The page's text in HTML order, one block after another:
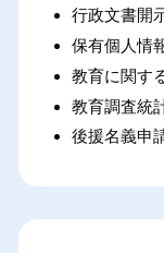
行政文書開
保有個人情
教育に関す
教育調査統
後援名義申